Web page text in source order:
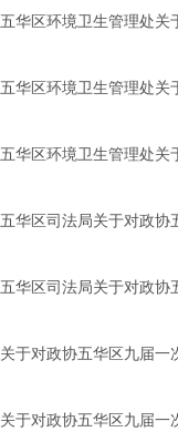
五华区环境卫生管理处关
五华区环境卫生管理处关
五华区环境卫生管理处关
五华区司法局关于对政协
五华区司法局关于对政协
关于对政协五华区九届一
关于对政协五华区九届一